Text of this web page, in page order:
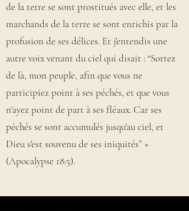
de la terre se sont prostitués avec elle, et les
marchands de la terre se sont enrichis par la
profusion de ses délices. Et j'entendis une
autre voix venant du ciel qui disait : “Sortez
de là, mon peuple, afin que vous ne
participiez point à ses péchés, et que vous
n'ayez point de part à ses fléaux. Car ses
péchés se sont accumulés jusqu'au ciel, et
Dieu s'est souvenu de ses iniquités” »
(Apocalypse 18:5).